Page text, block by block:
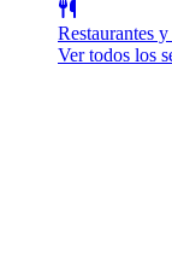
Restaurantes
Ver todos los